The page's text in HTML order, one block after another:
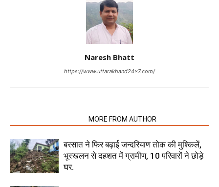
Naresh Bhatt
https://www.uttarakhand24x7.com/
MORE FROM AUTHOR
बरसात ने फिर बढ़ाई जन्दरियाण तोक की मुश्किलें,
भूस्खलन से दहशत में ग्रामीण, 10 परिवारों ने छोड़े
घर.